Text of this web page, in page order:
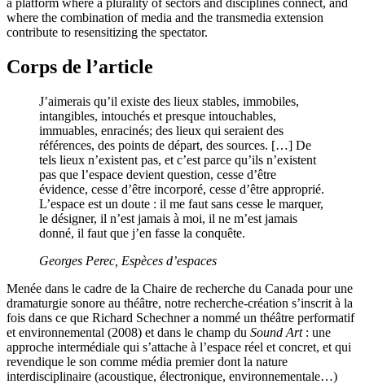
a platform where a plurality of sectors and disciplines connect, and
where the combination of media and the transmedia extension
contribute to resensitizing the spectator.
Corps de l’article
J’aimerais qu’il existe des lieux stables, immobiles,
intangibles, intouchés et presque intouchables,
immuables, enracinés; des lieux qui seraient des
références, des points de départ, des sources. […] De
tels lieux n’existent pas, et c’est parce qu’ils n’existent
pas que l’espace devient question, cesse d’être
évidence, cesse d’être incorporé, cesse d’être approprié.
L’espace est un doute : il me faut sans cesse le marquer,
le désigner, il n’est jamais à moi, il ne m’est jamais
donné, il faut que j’en fasse la conquête.
Georges Perec, Espèces d’espaces
Menée dans le cadre de la Chaire de recherche du Canada pour une
dramaturgie sonore au théâtre, notre recherche-création s’inscrit à la
fois dans ce que Richard Schechner a nommé un théâtre performatif
et environnemental (2008) et dans le champ du Sound Art : une
approche intermédiale qui s’attache à l’espace réel et concret, et qui
revendique le son comme média premier dont la nature
interdisciplinaire (acoustique, électronique, environnementale…)